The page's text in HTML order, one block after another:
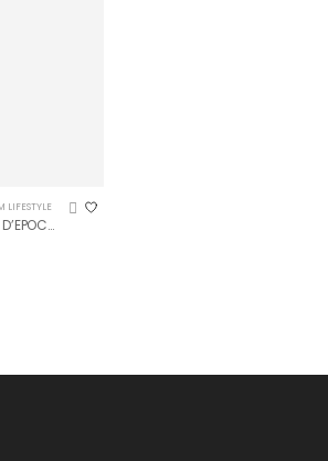
LIFESTYLE
RADUNO AUTO D’EPOCA REGISTRO FIAT – Manifesto